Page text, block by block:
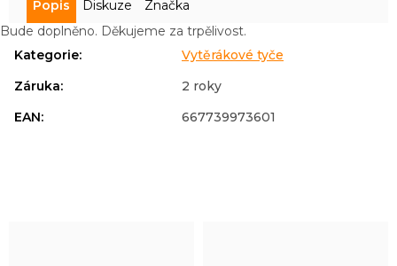
Popis Diskuze
Značka
Bude doplněno. Děkujeme za trpělivost.
Kategorie:
Vytěrákové tyče
Záruka:
2 roky
EAN: 667739973601